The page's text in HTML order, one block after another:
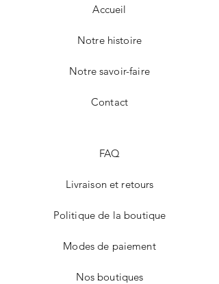
Accueil
Notre histoire
Notre savoir-faire
Contact
FAQ
Livraison et retours
Politique de la boutique
Modes de paiement
Nos boutiques